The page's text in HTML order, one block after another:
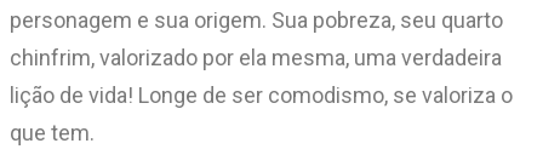
personagem e sua origem. Sua pobreza, seu quarto
chinfrim, valorizado por ela mesma, uma verdadeira
lição de vida! Longe de ser comodismo, se valoriza o
que tem.